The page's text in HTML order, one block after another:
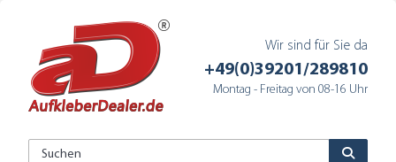
Wir sind für Sie da
+49(0)39201/289810
Montag - Freitag von 08-16 Uhr